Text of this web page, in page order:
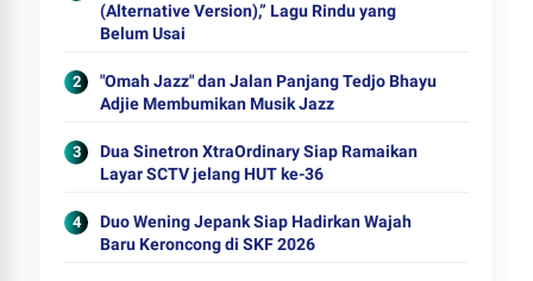
(Alternative Version),” Lagu Rindu yang
Belum Usai
"Omah Jazz" dan Jalan Panjang Tedjo Bhayu
Adjie Membumikan Musik Jazz
Dua Sinetron XtraOrdinary Siap Ramaikan
Layar SCTV jelang HUT ke-36
Duo Wening Jepank Siap Hadirkan Wajah
Baru Keroncong di SKF 2026